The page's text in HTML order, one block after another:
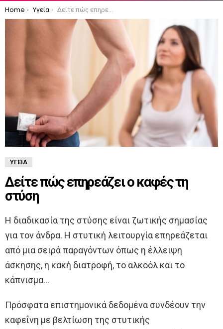
You are here:
Home Υγεία Δείτε πώς επηρεάζει ο καφές τη στύση
ΥΓΕΊΑ
Δείτε πώς επηρεάζει ο καφές τη
στύση
Η διαδικασία της στύσης είναι ζωτικής σημασίας
για τον άνδρα. Η στυτική λειτουργία επηρεάζεται
από μια σειρά παραγόντων όπως η έλλειψη
άσκησης, η κακή διατροφή, το αλκοόλ και το
κάπνισμα…
Πρόσφατα επιστημονικά δεδομένα συνδέουν την
καφεΐνη με βελτίωση της στυτικής